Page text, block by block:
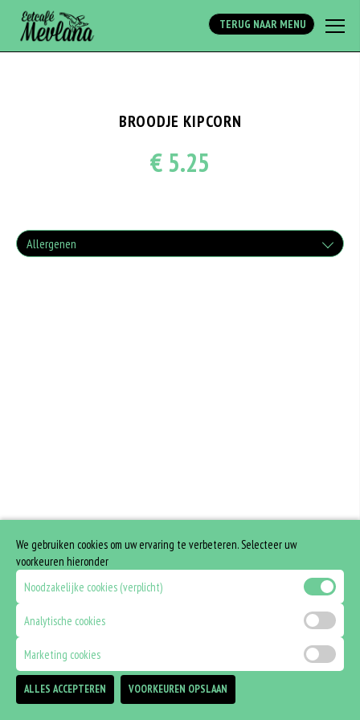
Array
TERUG NAAR MENU
BROODJE KIPCORN
€ 5.25
Allergenen
We gebruiken cookies om uw ervaring te verbeteren. Selecteer uw
voorkeuren hieronder
Noodzakelijke cookies (verplicht)
Analytische cookies
Marketing cookies
ALLES ACCEPTEREN VOORKEUREN OPSLAAN